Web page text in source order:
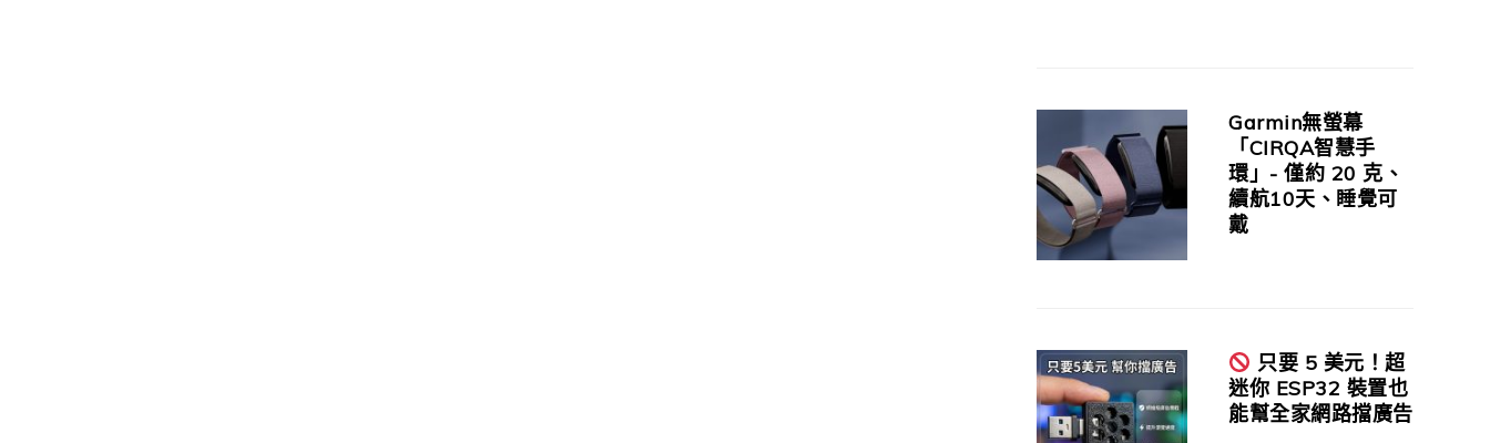
Garmin無螢幕
「CIRQA智慧手
環」- 僅約 20 克、
續航10天、睡覺可
戴
只要 5 美元！超
迷你 ESP32 裝置也
能幫全家網路擋廣告